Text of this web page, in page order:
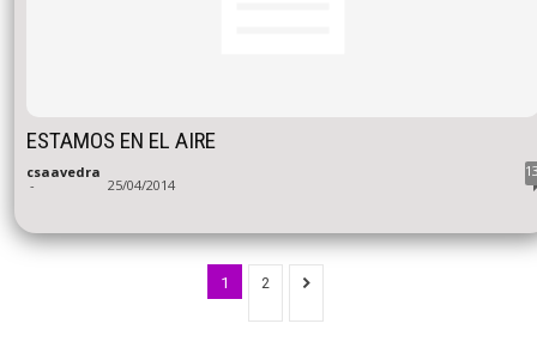
ESTAMOS EN EL AIRE
csaavedra
- 25/04/2014
1 2